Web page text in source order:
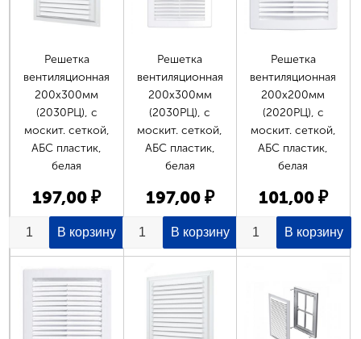
Решетка
вентиляционная
200х300мм
(2030РЦ), с
москит. сеткой,
АБС пластик,
белая
197,00 ₽
Решетка
вентиляционная
200х300мм
(2030РЦ), с
москит. сеткой,
АБС пластик,
белая
197,00 ₽
Решетка
вентиляционная
200х200мм
(2020РЦ), с
москит. сеткой,
АБС пластик,
белая
101,00 ₽
Страницы